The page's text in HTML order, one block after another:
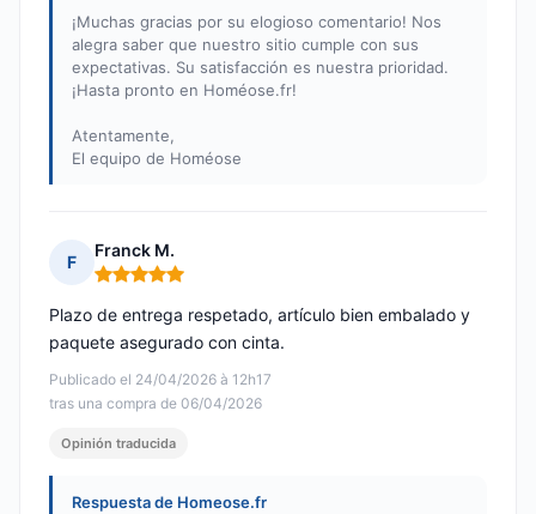
¡Muchas gracias por su elogioso comentario! Nos
alegra saber que nuestro sitio cumple con sus
expectativas. Su satisfacción es nuestra prioridad.
¡Hasta pronto en Homéose.fr!
Atentamente,
El equipo de Homéose
F
Franck M.
Nota: 5 de 5
Publicado el 24/04/2026 à 12h17
tras una compra de 06/04/2026
Plazo de entrega respetado, artículo bien embalado y
paquete asegurado con cinta.
Opinión traducida
Respuesta de Homeose.fr